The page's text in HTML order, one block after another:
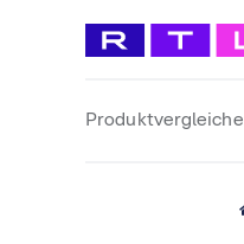
Produktvergleiche